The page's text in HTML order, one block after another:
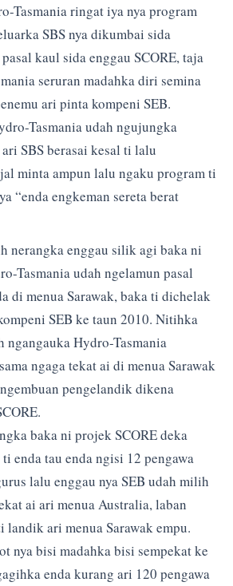
Tasmania ringat iya nya program
SBS nya dikumbai sida
kaul sida enggau SCORE, taja
seruran madahka diri semina
ari pinta kompeni SEB.
Tasmania udah ngujungka
SBS berasai kesal ti lalu
minta ampun lalu ngaku program ti
“enda engkeman sereta berat
nerangka enggau silik agi baka ni
Tasmania udah ngelamun pasal
di menua Sarawak, baka ti dichelak
SEB ke taun 2010. Nitihka
ngangauka Hydro-Tasmania
ngaga tekat ai di menua Sarawak
pengelandik dikena
baka ni projek SCORE deka
enda tau enda ngisi 12 pengawa
lalu enggau nya SEB udah milih
ai ari menua Australia, laban
landik ari menua Sarawak empu.
nya bisi madahka bisi sempekat ke
enda kurang ari 120 pengawa